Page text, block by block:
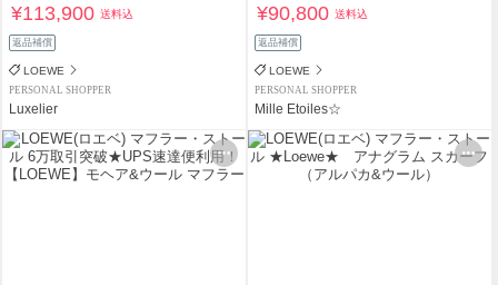
¥113,900送料込
返品補償
LOEWE
PERSONAL SHOPPER
Luxelier
¥90,800送料込
返品補償
LOEWE
PERSONAL SHOPPER
Mille Etoiles☆